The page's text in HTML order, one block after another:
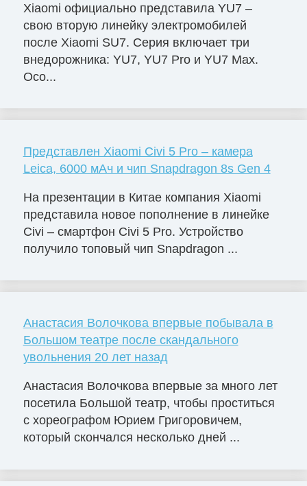
Xiaomi официально представила YU7 –
свою вторую линейку электромобилей
после Xiaomi SU7. Серия включает три
внедорожника: YU7, YU7 Pro и YU7 Max.
Осо...
Представлен Xiaomi Civi 5 Pro – камера
Leica, 6000 мАч и чип Snapdragon 8s Gen 4
На презентации в Китае компания Xiaomi
представила новое пополнение в линейке
Civi – смартфон Civi 5 Pro. Устройство
получило топовый чип Snapdragon ...
Анастасия Волочкова впервые побывала в
Большом театре после скандального
увольнения 20 лет назад
Анастасия Волочкова впервые за много лет
посетила Большой театр, чтобы проститься
с хореографом Юрием Григоровичем,
который скончался несколько дней ...